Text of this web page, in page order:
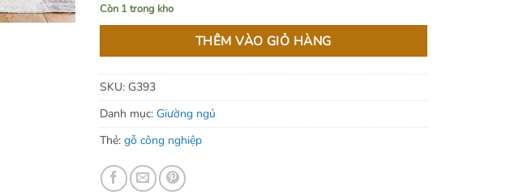
Còn 1 trong kho
THÊM VÀO GIỎ HÀNG
SKU: G393
Danh mục: Giường ngủ
Thẻ: gỗ công nghiệp